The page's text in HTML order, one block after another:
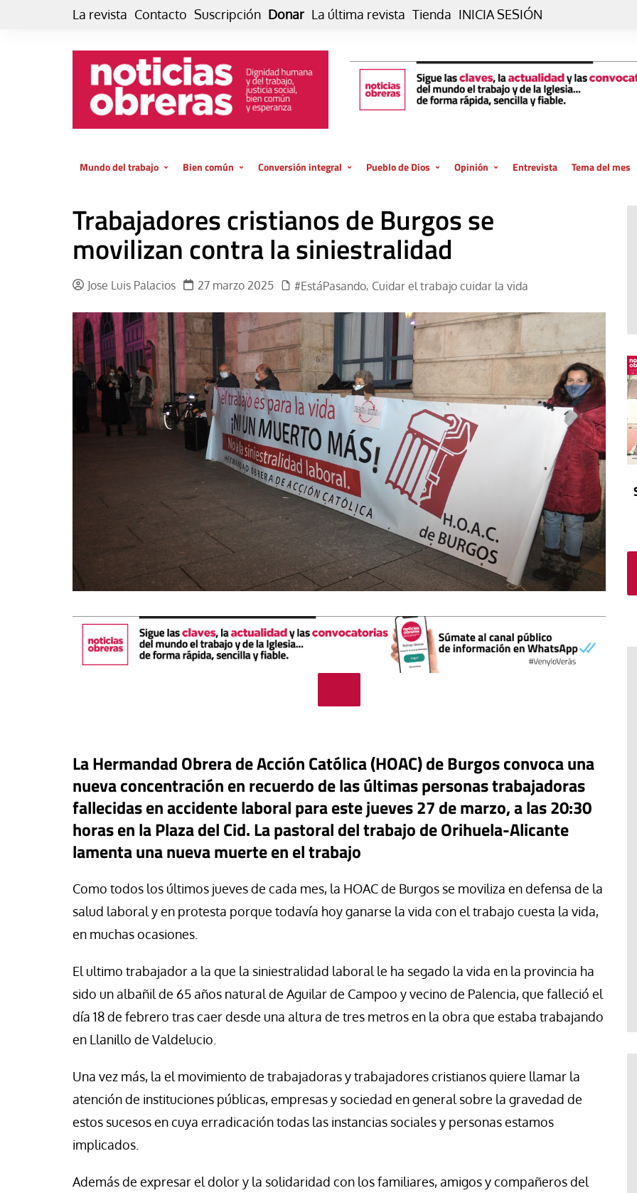
La revista Contacto Suscripción Donar La última revista Tienda INICIA SESIÓN
Mundo del trabajo
El trabajo es para la vida
GlobalizAcción
MMTC
Laboral
La mundialización
El amor en el mundo
Los empobrecidos por el
mundo
Radio — Mundo obrero hoy
Bien común
Economía
Conversión integral
de vida… es posible
El cuidado de la creación
Experiencia
Cultura
Libro
Cine
Dos minutos
Aplicaciones
Música
Poesía
Relato
Pueblo de Dios
La oración de cada día
Vaticano
El Evangelio en tu vida
El atrio
In memoriam
Opinión
Blog De paso…
Viñeta
Tribuna
Blog Sembrando sueños,
recogiendo humanidad
Blog Mensajes guardados
La columna
Entrevista Tema del mes
Trabajadores cristianos de Burgos se
movilizan contra la siniestralidad
Jose Luis Palacios 27 marzo 2025 #EstáPasando, Cuidar el trabajo cuidar la vida
La Hermandad Obrera de Acción Católica (HOAC) de Burgos convoca una
nueva concentración en recuerdo de las últimas personas trabajadoras
fallecidas en accidente laboral para este jueves 27 de marzo, a las 20:30
horas en la Plaza del Cid. La pastoral del trabajo de Orihuela-Alicante
lamenta una nueva muerte en el trabajo
Como todos los últimos jueves de cada mes, la HOAC de Burgos se moviliza en defensa de la
salud laboral y en protesta porque todavía hoy ganarse la vida con el trabajo cuesta la vida,
en muchas ocasiones.
El ultimo trabajador a la que la siniestralidad laboral le ha segado la vida en la provincia ha
sido un albañil de 65 años natural de Aguilar de Campoo y vecino de Palencia, que falleció el
día 18 de febrero tras caer desde una altura de tres metros en la obra que estaba trabajando
en Llanillo de Valdelucio.
Una vez más, la el movimiento de trabajadoras y trabajadores cristianos quiere llamar la
atención de instituciones públicas, empresas y sociedad en general sobre la gravedad de
estos sucesos en cuya erradicación todas las instancias sociales y personas estamos
implicados.
Además de expresar el dolor y la solidaridad con los familiares, amigos y compañeros del
Canarias reclama una
urgente para proteger
migrantes en
Luis Palacios
Libro Revista de Verano
Potencia transformadora de la
Paco (Quisco) Vicente
El cuidado de la creación
Revista de Verano
Araceli Caballero